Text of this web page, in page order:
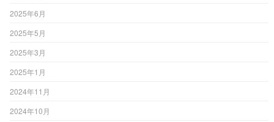
2025年6月
2025年5月
2025年3月
2025年1月
2024年11月
2024年10月